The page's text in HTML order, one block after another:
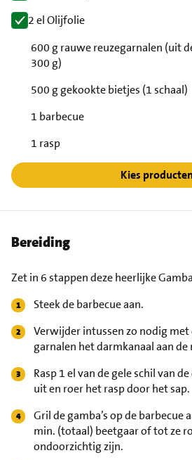
2 el Olijfolie
600 g rauwe reuzegarnalen (uit
300 g)
500 g gekookte bietjes (1 schaal)
1 barbecue
1 rasp
Kies producten
Bereiding
Zet in 6 stappen deze heerlijke
Steek de barbecue aan.
Verwijder intussen zo nodig met
garnalen het darmkanaal aan
Rasp 1 el van de gele schil van
uit en roer het rasp door het sap.
Gril de gamba’s op de barbecue
min. (totaal) beetgaar of tot ze
ondoorzichtig zijn.